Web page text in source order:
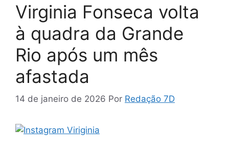
Virginia Fonseca volta
à quadra da Grande
Rio após um mês
afastada
14 de janeiro de 2026 Por Redação 7D